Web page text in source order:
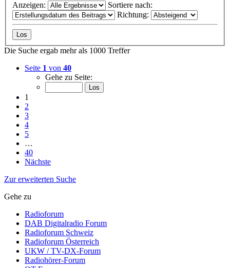
Anzeigen:
Sortiere nach:
Richtung:
Die Suche ergab mehr als 1000 Treffer
Seite 1 von 40
Gehe zu Seite:
1
2
3
4
5
…
40
Nächste
Zur erweiterten Suche
Gehe zu
Radioforum
DAB Digitalradio Forum
Radioforum Schweiz
Radioforum Österreich
UKW / TV-DX-Forum
Radiohörer-Forum